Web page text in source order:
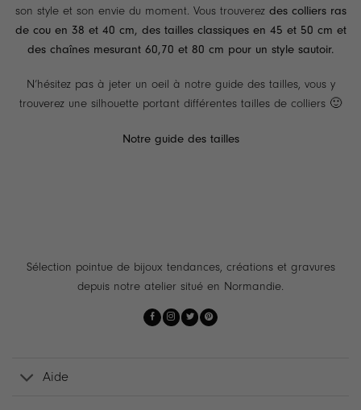
son style et son envie du moment. Vous trouverez des colliers ras
de cou en 38 et 40 cm, des tailles classiques en 45 et 50 cm et
des chaînes mesurant 60,70 et 80 cm pour un style sautoir.
N’hésitez pas à jeter un oeil à notre guide des tailles, vous y
trouverez une silhouette portant différentes tailles de colliers 🙂
Notre guide des tailles
Sélection pointue de bijoux tendances, créations et gravures
depuis notre atelier situé en Normandie.
Aide